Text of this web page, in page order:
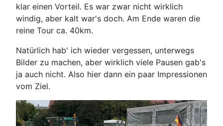
klar einen Vorteil. Es war zwar nicht wirklich
windig, aber kalt war's doch. Am Ende waren die
reine Tour ca. 40km.
Natürlich hab' ich wieder vergessen, unterwegs
Bilder zu machen, aber wirklich viele Pausen gab's
ja auch nicht. Also hier dann ein paar Impressionen
vom Ziel.